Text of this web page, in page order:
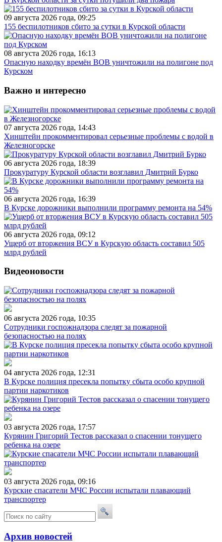
09 августа 2026 года, 09:25
155 беспилотников сбито за сутки в Курской области
08 августа 2026 года, 16:13
Опасную находку времён ВОВ уничтожили на полигоне под
Курском
Важно и интересно
07 августа 2026 года, 14:43
Хинштейн прокомментировал серьезные проблемы с водой в
Железногорске
06 августа 2026 года, 18:39
Прокуратуру Курской области возглавил Дмитрий Бурко
06 августа 2026 года, 16:39
В Курске дорожники выполнили программу ремонта на 54%
06 августа 2026 года, 09:12
Ущерб от вторжения ВСУ в Курскую область составил 505
млрд рублей
Видеоновости
06 августа 2026 года, 10:35
Сотрудники госпожнадзора следят за пожарной
безопасностью на полях
04 августа 2026 года, 12:31
В Курске полиция пресекла попытку сбыта особо крупной
партии наркотиков
03 августа 2026 года, 17:57
Курянин Григорий Тестов рассказал о спасении тонущего
ребенка на озере
03 августа 2026 года, 09:16
Курские спасатели МЧС России испытали плавающий
транспортер
Архив новостей